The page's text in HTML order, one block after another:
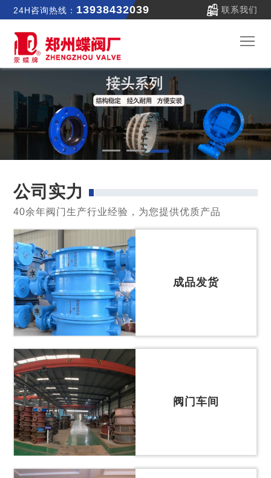
24H咨询热线： 13938432039 联系我们
郑
首
页
于
我
们
新
闻
中
心
产
品
中
心
公
司
实
力
联
系
我
公司实力
40余年阀门生产行业经验，为您提供优质产品
成品发货
阀门车间